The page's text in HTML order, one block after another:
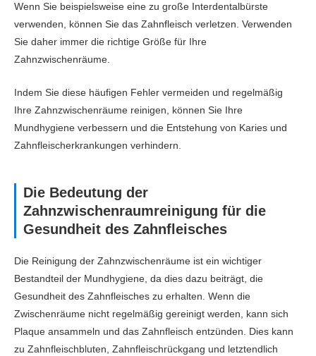
Wenn Sie beispielsweise eine zu große Interdentalbürste
verwenden, können Sie das Zahnfleisch verletzen. Verwenden
Sie daher immer die richtige Größe für Ihre
Zahnzwischenräume.
Indem Sie diese häufigen Fehler vermeiden und regelmäßig
Ihre Zahnzwischenräume reinigen, können Sie Ihre
Mundhygiene verbessern und die Entstehung von Karies und
Zahnfleischerkrankungen verhindern.
Die Bedeutung der
Zahnzwischenraumreinigung für die
Gesundheit des Zahnfleisches
Die Reinigung der Zahnzwischenräume ist ein wichtiger
Bestandteil der Mundhygiene, da dies dazu beiträgt, die
Gesundheit des Zahnfleisches zu erhalten. Wenn die
Zwischenräume nicht regelmäßig gereinigt werden, kann sich
Plaque ansammeln und das Zahnfleisch entzünden. Dies kann
zu Zahnfleischbluten, Zahnfleischrückgang und letztendlich